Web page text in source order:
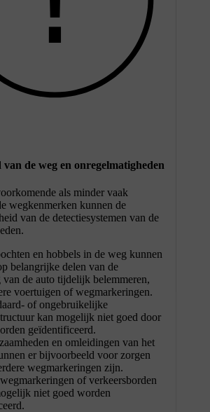
van de weg en onregelmatigheden
als minder vaak
wegkenmerken kunnen de
van de detectiesystemen van de
en hobbels in de weg kunnen
belangrijke delen van de
de auto tijdelijk belemmeren,
voertuigen of wegmarkeringen.
of ongebruikelijke
kan mogelijk niet goed door
geïdentificeerd.
en omleidingen van het
er bijvoorbeeld voor zorgen
wegmarkeringen zijn.
of verkeersborden
niet goed worden